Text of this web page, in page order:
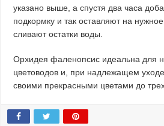
указано выше, а спустя два часа
подкормку и так оставляют на
сливают остатки воды.
Орхидея фаленопсис идеальна для
цветоводов и, при надлежащем
своими прекрасными цветами до трех